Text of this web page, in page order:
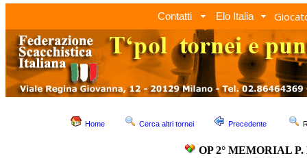
Contatti Elo Italia
Home Cerca altri tornei Precedente
OP 2° MEMORIAL